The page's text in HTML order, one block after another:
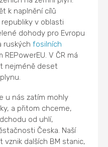
k naplnění cílů
v oblasti
dohody pro Evropu
ruskýchfosilních
V ČR má
nejméně deset
u nás zatím mohly
a přitom chceme,
od uhlí,
Česka. Naší
dalších BM stanic,